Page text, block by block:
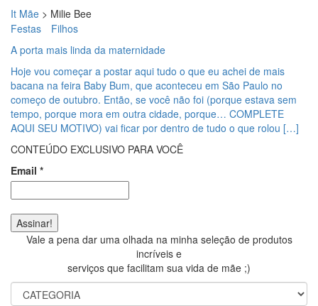
It Mãe > Milie Bee
Festas
Filhos
A porta mais linda da maternidade
Hoje vou começar a postar aqui tudo o que eu achei de mais
bacana na feira Baby Bum, que aconteceu em São Paulo no
começo de outubro. Então, se você não foi (porque estava sem
tempo, porque mora em outra cidade, porque… COMPLETE
AQUI SEU MOTIVO) vai ficar por dentro de tudo o que rolou […]
CONTEÚDO EXCLUSIVO PARA VOCÊ
Email *
Vale a pena dar uma olhada na minha seleção de produtos
incríveis e
serviços que facilitam sua vida de mãe ;)